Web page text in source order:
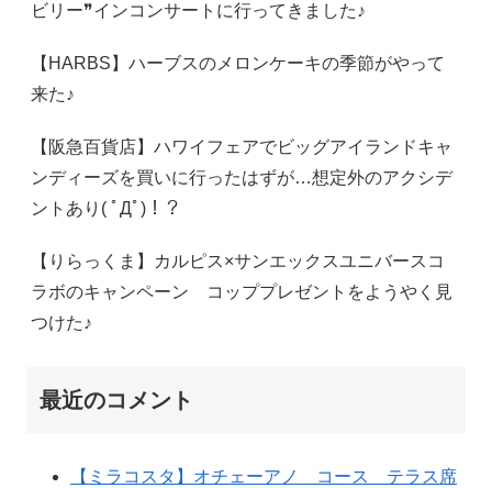
ビリー❞インコンサートに行ってきました♪
【HARBS】ハーブスのメロンケーキの季節がやって
来た♪
【阪急百貨店】ハワイフェアでビッグアイランドキャ
ンディーズを買いに行ったはずが…想定外のアクシデ
ントあり( ﾟДﾟ)！？
【りらっくま】カルピス×サンエックスユニバースコ
ラボのキャンペーン コッププレゼントをようやく見
つけた♪
最近のコメント
【ミラコスタ】オチェーアノ コース テラス席